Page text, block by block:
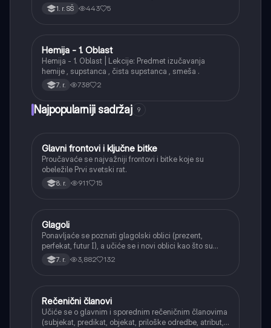
1. r. SŠ 443 5
Hemija
Hemija - 1. Oblast
Hemija - 1. Oblast | Lekcije: Predmet izučavanja
hemije , supstanca , čista supstanca , smeša .
7. r. 738 2
Najpopularniji sadržaj 9
Istorija
Glavni frontovi i ključne bitke
Proučavaće se najvažniji frontovi i bitke koje su
obeležile Prvi svetski rat.
8. r. 911 15
Srpski jezik
Glagoli
Ponavljaće se poznati glagolski oblici (prezent,
perfekat, futur I), a učiće se i novi oblici kao što su
aorist, imperfekat, pluskvamperfekat, futur II, kao i
glagolski prilozi i pridevi.
7. r. 3,882 132
Srpski jezik
Rečenični članovi
Učiće se o glavnim i sporednim rečeničnim članovima
(subjekat, predikat, objekat, priloške odredbe, atribut,